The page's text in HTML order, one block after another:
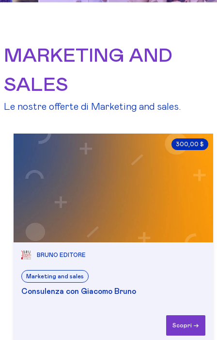
MARKETING AND
SALES
Le nostre offerte di Marketing and sales.
300,00 $
BRUNO EDITORE
Marketing and sales
Consulenza con Giacomo Bruno
Scopri ->